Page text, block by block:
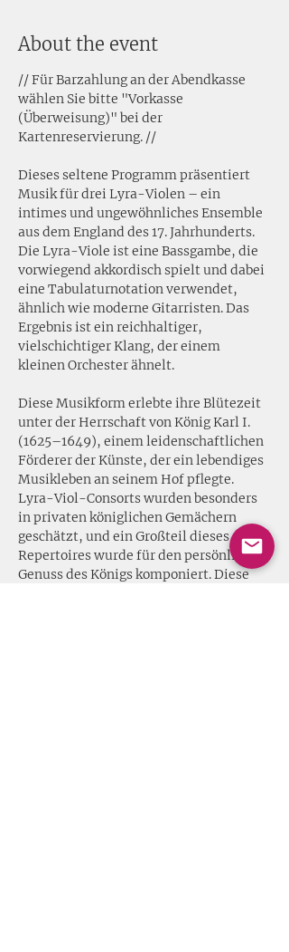
About the event
// Für Barzahlung an der Abendkasse
wählen Sie bitte "Vorkasse
(Überweisung)" bei der
Kartenreservierung. //
Dieses seltene Programm präsentiert
Musik für drei Lyra-Violen – ein
intimes und ungewöhnliches Ensemble
aus dem England des 17. Jahrhunderts.
Die Lyra-Viole ist eine Bassgambe, die
vorwiegend akkordisch spielt und dabei
eine Tabulaturnotation verwendet,
ähnlich wie moderne Gitarristen. Das
Ergebnis ist ein reichhaltiger,
vielschichtiger Klang, der einem
kleinen Orchester ähnelt.
Diese Musikform erlebte ihre Blütezeit
unter der Herrschaft von König Karl I.
(1625–1649), einem leidenschaftlichen
Förderer der Künste, der ein lebendiges
Musikleben an seinem Hof pflegte.
Lyra-Viol-Consorts wurden besonders
in privaten königlichen Gemächern
geschätzt, und ein Großteil dieses
Repertoires wurde für den persönlichen
Genuss des Königs komponiert. Diese